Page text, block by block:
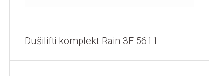
Dušilifti komplekt Rain 3F 5611